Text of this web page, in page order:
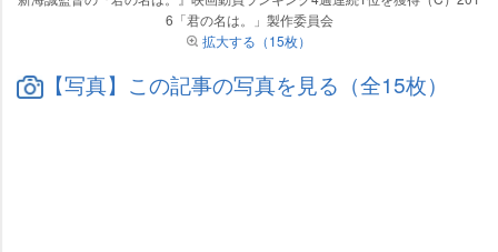
6「君の名は。」製作委員会
拡大する（15枚）
【写真】この記事の写真を見る（全15枚）